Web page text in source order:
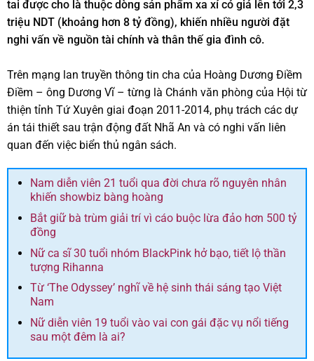
tai được cho là thuộc dòng sản phẩm xa xỉ có giá lên tới 2,3
triệu NDT (khoảng hơn 8 tỷ đồng), khiến nhiều người đặt
nghi vấn về nguồn tài chính và thân thế gia đình cô.
Trên mạng lan truyền thông tin cha của Hoàng Dương Điềm
Điềm – ông Dương Vĩ – từng là Chánh văn phòng của Hội từ
thiện tỉnh Tứ Xuyên giai đoạn 2011-2014, phụ trách các dự
án tái thiết sau trận động đất Nhã An và có nghi vấn liên
quan đến việc biển thủ ngân sách.
Nam diễn viên 21 tuổi qua đời chưa rõ nguyên nhân
khiến showbiz bàng hoàng
Bắt giữ bà trùm giải trí vì cáo buộc lừa đảo hơn 500 tỷ
đồng
Nữ ca sĩ 30 tuổi nhóm BlackPink hở bạo, tiết lộ thần
tượng Rihanna
Từ ‘The Odyssey’ nghĩ về hệ sinh thái sáng tạo Việt
Nam
Nữ diễn viên 19 tuổi vào vai con gái đặc vụ nổi tiếng
sau một đêm là ai?